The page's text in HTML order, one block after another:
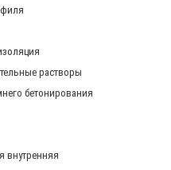
растворы
бетонирования
внутренняя